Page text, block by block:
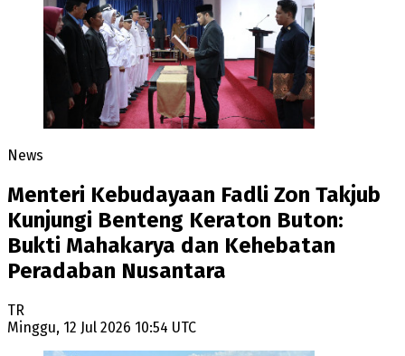
News
Menteri Kebudayaan Fadli Zon Takjub
Kunjungi Benteng Keraton Buton:
Bukti Mahakarya dan Kehebatan
Peradaban Nusantara
TR
Minggu, 12 Jul 2026 10:54 UTC